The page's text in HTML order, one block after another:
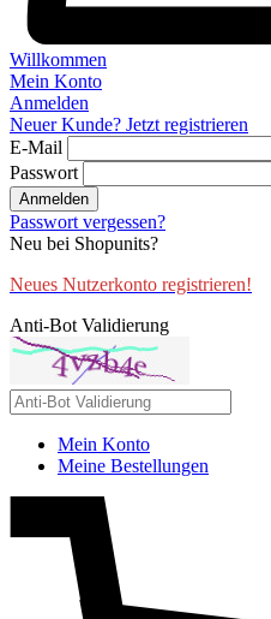
Willkommen
Mein Konto
Anmelden
Neuer Kunde? Jetzt registrieren
E-Mail
Passwort
Anmelden
Passwort vergessen?
Neu bei Shopunits?
Neues Nutzerkonto registrieren!
Anti-Bot Validierung
Mein Konto
Meine Bestellungen